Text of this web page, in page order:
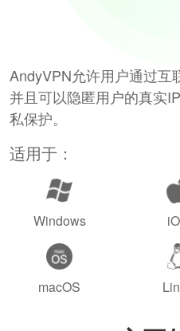
AndyVPN允许用户通过互
并且可以隐匿用户的真实
私保护。
适用于：
Windows
macOS